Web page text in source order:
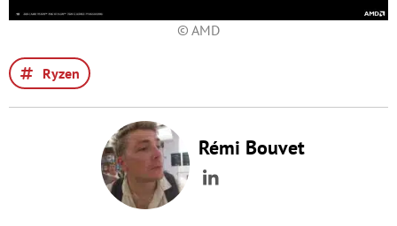
© AMD
Ryzen
Rémi Bouvet
LinkedIn